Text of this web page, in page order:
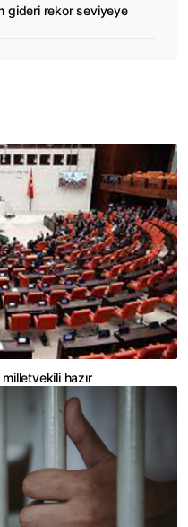
gideri rekor seviyeye
hazır